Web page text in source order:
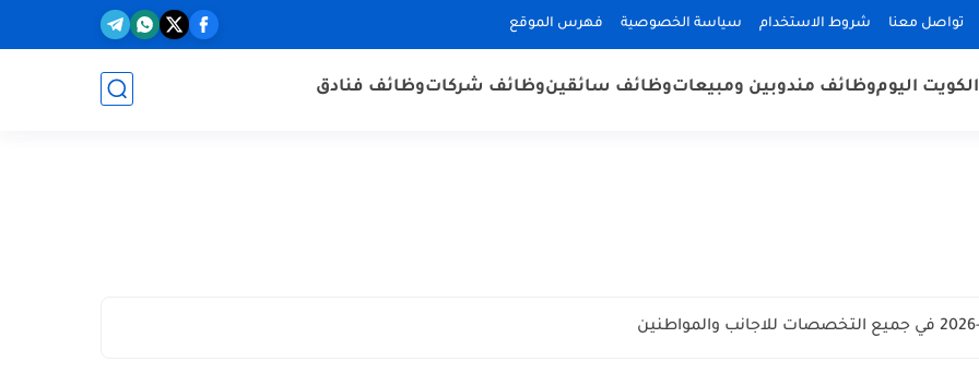
تواصل معنا شروط الاستخدام سياسة الخصوصية فهرس الموقع
اليوموظائف مندوبين ومبيعاتوظائف سائقينوظائف شركاتوظائف فنادق